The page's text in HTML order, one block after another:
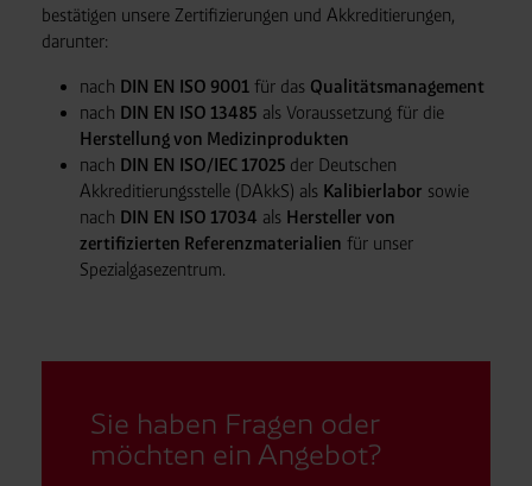
bestätigen unsere Zertifizierungen und Akkreditierungen,
darunter:
nach DIN EN ISO 9001 für das Qualitätsmanagement
nach DIN EN ISO 13485 als Voraussetzung für die
Herstellung von Medizinprodukten
nach DIN EN ISO/IEC 17025 der Deutschen
Akkreditierungsstelle (DAkkS) als Kalibierlabor sowie
nach DIN EN ISO 17034 als Hersteller von
zertifizierten Referenzmaterialien für unser
Spezialgasezentrum.
Sie haben Fragen oder
möchten ein Angebot?